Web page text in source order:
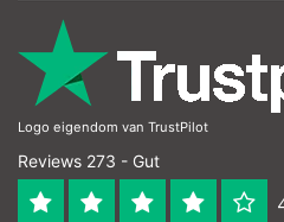
Logo eigendom van TrustPilot
Reviews 273 - Gut